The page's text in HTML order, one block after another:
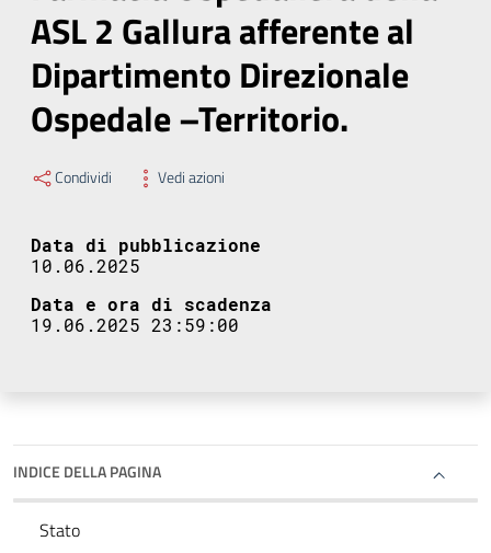
ASL 2 Gallura afferente al
Dipartimento Direzionale
Ospedale –Territorio.
Condividi Vedi azioni
Data di pubblicazione
10.06.2025
Data e ora di scadenza
19.06.2025 23:59:00
INDICE DELLA PAGINA
Stato